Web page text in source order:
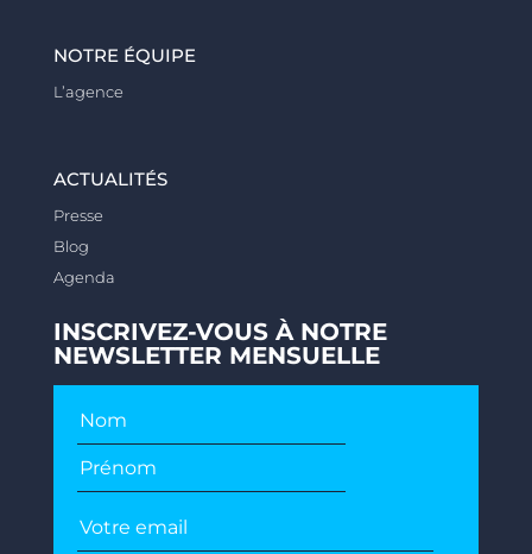
NOTRE ÉQUIPE
L’agence
ACTUALITÉS
Presse
Blog
Agenda
INSCRIVEZ-VOUS À NOTRE
NEWSLETTER MENSUELLE